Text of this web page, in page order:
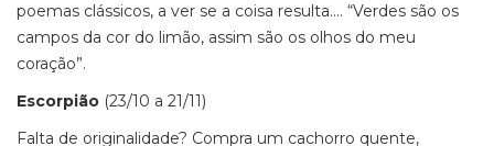
poemas clássicos, a ver se a coisa resulta…. “Verdes são os
campos da cor do limão, assim são os olhos do meu
coração”.
Escorpião (23/10 a 21/11)
Falta de originalidade? Compra um cachorro quente,